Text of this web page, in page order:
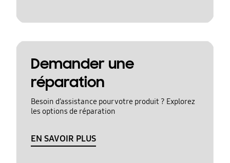
Demander une
réparation
Besoin d’assistance pour votre produit ? Explorez
les options de réparation
EN SAVOIR PLUS